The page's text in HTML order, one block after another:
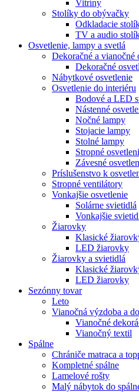
Vitríny
Stolíky do obývačky
Odkladacie
TV a audio
Osvetlenie, lampy a svetlá
Dekoračné a vianočné
Dekoračné
Nábytkové osvetlenie
Osvetlenie do interiéru
Bodové a LED
Nástenné
Nočné lampy
Stojacie lampy
Stolné lampy
Stropné
Závesné
Príslušenstvo k
Stropné ventilátory
Vonkajšie osvetlenie
Solárne svietidlá
Vonkajšie
Žiarovky
Klasické
LED žiarovky
Žiarovky a svietidlá
Klasické
LED žiarovky
Sezónny tovar
Leto
Vianočná výzdoba a
Vianočné
Vianočný textil
Spálne
Chrániče matraca a
Kompletné spálne
Lamelové rošty
Malý nábytok do